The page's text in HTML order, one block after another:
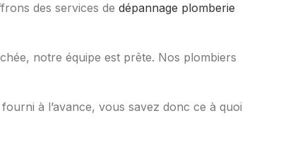
des services de dépannage plomberie
notre équipe est prête. Nos plombiers
à l’avance, vous savez donc ce à quoi